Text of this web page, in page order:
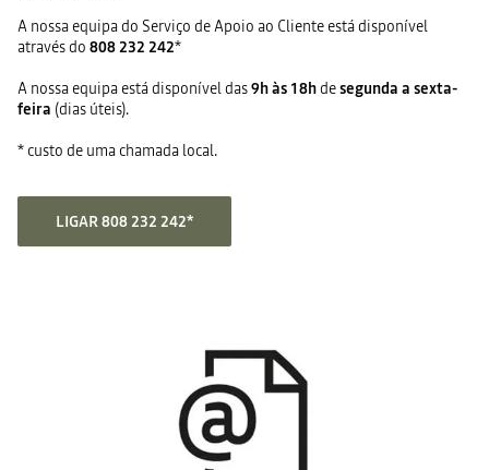
A nossa equipa do Serviço de Apoio ao Cliente está disponível
através do 808 232 242*
A nossa equipa está disponível das9h às 18hdesegunda a sexta-
feira (dias úteis).
* custo de uma chamada local.
LIGAR 808 232 242*